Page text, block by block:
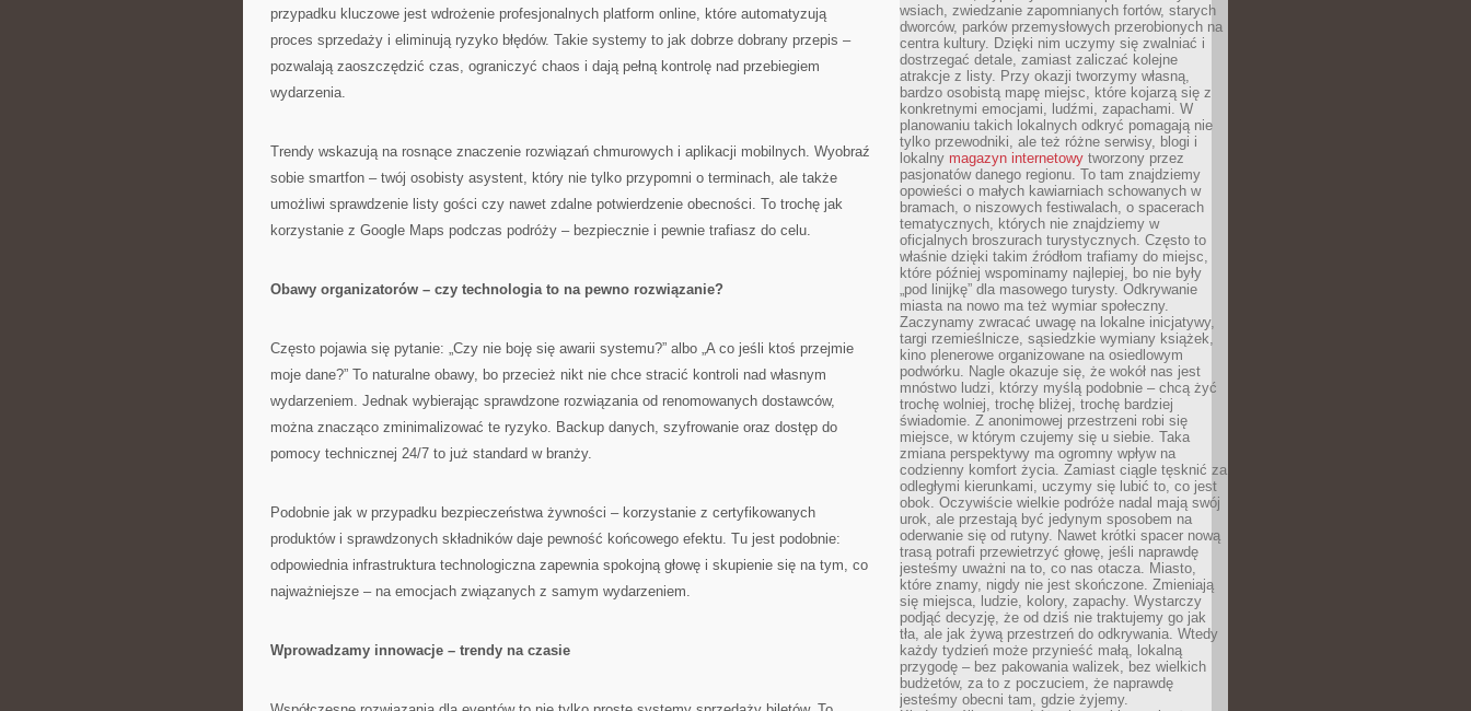
przypadku kluczowe jest wdrożenie profesjonalnych platform online, które automatyzują
proces sprzedaży i eliminują ryzyko błędów. Takie systemy to jak dobrze dobrany przepis –
pozwalają zaoszczędzić czas, ograniczyć chaos i dają pełną kontrolę nad przebiegiem
wydarzenia.
Trendy wskazują na rosnące znaczenie rozwiązań chmurowych i aplikacji mobilnych. Wyobraź
sobie smartfon – twój osobisty asystent, który nie tylko przypomni o terminach, ale także
umożliwi sprawdzenie listy gości czy nawet zdalne potwierdzenie obecności. To trochę jak
korzystanie z Google Maps podczas podróży – bezpiecznie i pewnie trafiasz do celu.
Obawy organizatorów – czy technologia to na pewno rozwiązanie?
Często pojawia się pytanie: „Czy nie boję się awarii systemu?” albo „A co jeśli ktoś przejmie
moje dane?” To naturalne obawy, bo przecież nikt nie chce stracić kontroli nad własnym
wydarzeniem. Jednak wybierając sprawdzone rozwiązania od renomowanych dostawców,
można znacząco zminimalizować te ryzyko. Backup danych, szyfrowanie oraz dostęp do
pomocy technicznej 24/7 to już standard w branży.
Podobnie jak w przypadku bezpieczeństwa żywności – korzystanie z certyfikowanych
produktów i sprawdzonych składników daje pewność końcowego efektu. Tu jest podobnie:
odpowiednia infrastruktura technologiczna zapewnia spokojną głowę i skupienie się na tym, co
najważniejsze – na emocjach związanych z samym wydarzeniem.
Wprowadzamy innowacje – trendy na czasie
wsiach, zwiedzanie zapomnianych fortów, starych
dworców, parków przemysłowych przerobionych na
centra kultury. Dzięki nim uczymy się zwalniać i
dostrzegać detale, zamiast zaliczać kolejne
atrakcje z listy. Przy okazji tworzymy własną,
bardzo osobistą mapę miejsc, które kojarzą się z
konkretnymi emocjami, ludźmi, zapachami. W
planowaniu takich lokalnych odkryć pomagają nie
tylko przewodniki, ale też różne serwisy, blogi i
lokalny magazyn internetowy tworzony przez
pasjonatów danego regionu. To tam znajdziemy
opowieści o małych kawiarniach schowanych w
bramach, o niszowych festiwalach, o spacerach
tematycznych, których nie znajdziemy w
oficjalnych broszurach turystycznych. Często to
właśnie dzięki takim źródłom trafiamy do miejsc,
które później wspominamy najlepiej, bo nie były
„pod linijkę” dla masowego turysty. Odkrywanie
miasta na nowo ma też wymiar społeczny.
Zaczynamy zwracać uwagę na lokalne inicjatywy,
targi rzemieślnicze, sąsiedzkie wymiany książek,
kino plenerowe organizowane na osiedlowym
podwórku. Nagle okazuje się, że wokół nas jest
mnóstwo ludzi, którzy myślą podobnie – chcą żyć
trochę wolniej, trochę bliżej, trochę bardziej
świadomie. Z anonimowej przestrzeni robi się
miejsce, w którym czujemy się u siebie. Taka
zmiana perspektywy ma ogromny wpływ na
codzienny komfort życia. Zamiast ciągle tęsknić za
odległymi kierunkami, uczymy się lubić to, co jest
obok. Oczywiście wielkie podróże nadal mają swój
urok, ale przestają być jedynym sposobem na
oderwanie się od rutyny. Nawet krótki spacer nową
trasą potrafi przewietrzyć głowę, jeśli naprawdę
jesteśmy uważni na to, co nas otacza. Miasto,
które znamy, nigdy nie jest skończone. Zmieniają
się miejsca, ludzie, kolory, zapachy. Wystarczy
podjąć decyzję, że od dziś nie traktujemy go jak
tła, ale jak żywą przestrzeń do odkrywania. Wtedy
każdy tydzień może przynieść małą, lokalną
przygodę – bez pakowania walizek, bez wielkich
budżetów, za to z poczuciem, że naprawdę
jesteśmy obecni tam, gdzie żyjemy.